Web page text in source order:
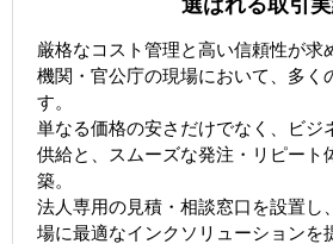
選ばれる取引
厳格なコスト管理と高い信頼性が求
機関・官公庁の現場において、多く
す。
単なる価格の安さだけでなく、ビジ
供給と、スムーズな発注・リピート
築。
法人専用の見積・相談窓口を設置し
場に最適なインクソリューションを